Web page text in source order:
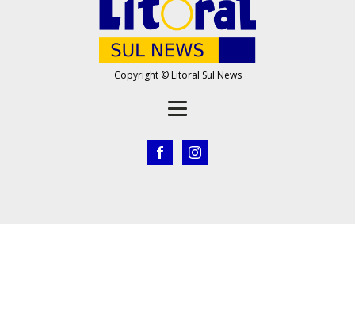
Copyright © Litoral Sul News